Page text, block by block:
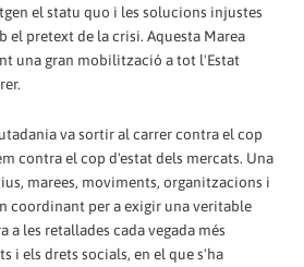
el statu quo i les solucions injustes
el pretext de la crisi. Aquesta Marea
una gran mobilització a tot l'Estat
va sortir al carrer contra el cop
contra el cop d'estat dels mercats. Una
marees, moviments, organitzacions i
coordinant per a exigir una veritable
a les retallades cada vegada més
i els drets socials, en el que s'ha